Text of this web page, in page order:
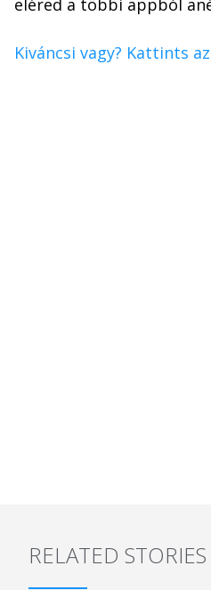
eléred a többi appból
Kiváncsi vagy? Kattints
RELATED STORIES